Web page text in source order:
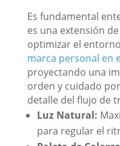
Es fundamental
es una extensión
optimizar el
marca personal en
proyectando una
orden y cuidado
detalle del flujo de
Luz Natural:
para regular el